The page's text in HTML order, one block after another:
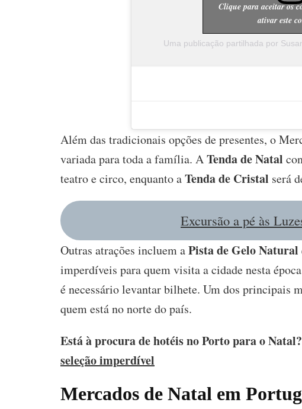
Uma publicação partilhada por
Clique para aceitar os
ativar este
Além das tradicionais opções de presentes, o
variada para toda a família. ATenda de Natal
teatro e circo, enquanto aTenda de Cristal será
Excursão a pé às
Outras atrações incluem aPista de Gelo Natural
imperdíveis para quem visita a cidade nesta
é necessário levantar bilhete. Um dos principais
quem está no norte do país.
Está à procura de hotéis no Porto para o
seleção imperdível
Mercados de Natal em